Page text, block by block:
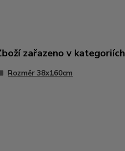
zařazeno v kategoriích
Rozměr 38x160cm